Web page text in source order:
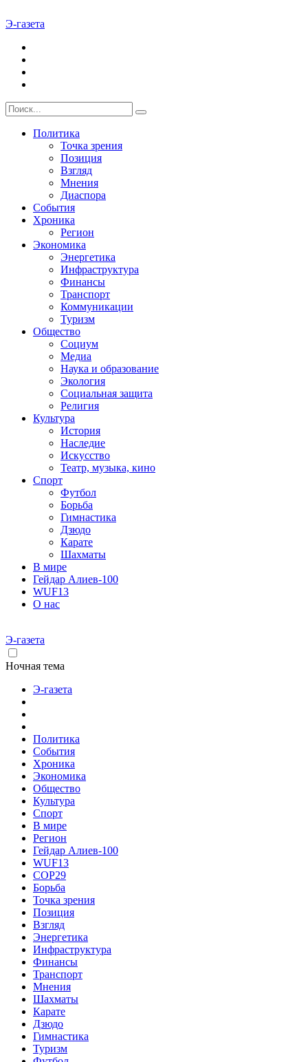
Э-газета
Политика
Точка зрения
Позиция
Взгляд
Мнения
Диаспора
События
Хроника
Регион
Экономика
Энергетика
Инфраструктура
Финансы
Транспорт
Коммуникации
Туризм
Общество
Социум
Медиа
Наука и образование
Экология
Социальная защита
Религия
Культура
История
Наследие
Искусство
Театр, музыка, кино
Спорт
Футбол
Борьба
Гимнастика
Дзюдо
Карате
Шахматы
В мире
Гейдар Алиев-100
WUF13
О нас
Э-газета
Ночная тема
Э-газета
Политика
События
Хроника
Экономика
Общество
Культура
Спорт
В мире
Регион
Гейдар Алиев-100
WUF13
COP29
Борьба
Точка зрения
Позиция
Взгляд
Энергетика
Инфраструктура
Финансы
Транспорт
Мнения
Шахматы
Карате
Дзюдо
Гимнастика
Туризм